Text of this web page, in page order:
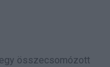
összecsomózott